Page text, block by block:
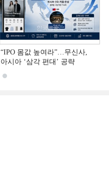
“IPO 몸값 높여라”…무신사,
아시아 ‘삼각 편대’ 공략